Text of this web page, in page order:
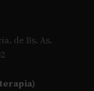
de Bs. As.